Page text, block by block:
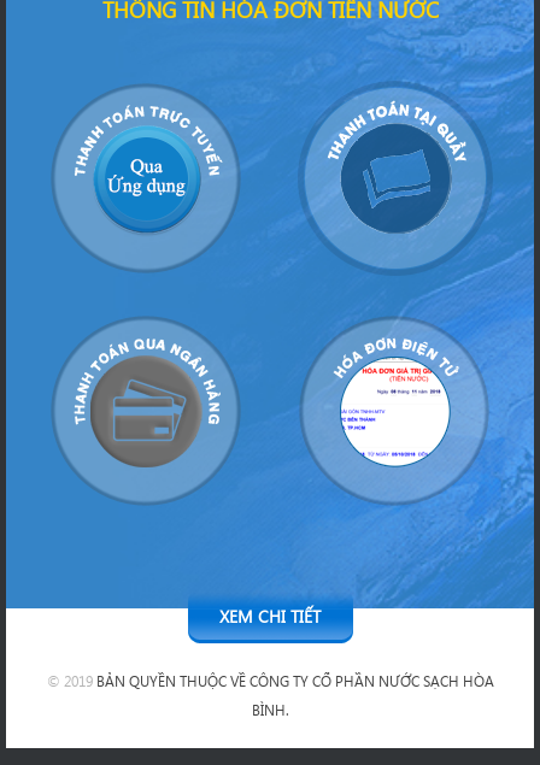
THÔNG TIN HÓA ĐƠN TIỀN NƯỚC
XEM CHI TIẾT
© 2019BẢN QUYỀN THUỘC VỀ CÔNG TY CỔ PHẦN NƯỚC SẠCH HÒA
BÌNH.